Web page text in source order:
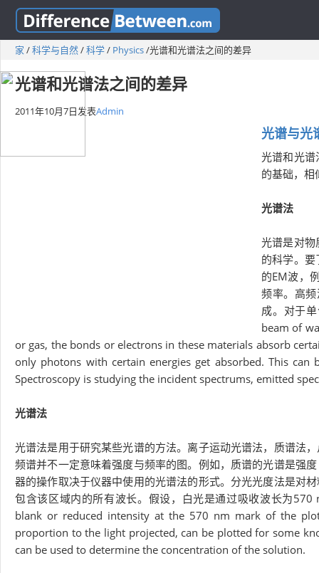
家 /科学与自然/科学/ Physics/光谱和光谱法之间的差异
光谱和光谱法之间的差异
2011年10月7日发表Admin
光谱与光
光谱和光谱
的基础，相
光谱法
光谱是对物
的科学。
的EM波，
频率。高
成。对于
beam of
or gas, the bonds or electrons in these materials absorb
only photons with certain energies get absorbed. This
Spectroscopy is studying the incident spectrums, emitted
光谱法
光谱法是用于研究某些光谱的方法。离子运动光谱法，质谱法
频谱并不一定意味着强度与频率的图。例如，质谱的光谱是强
器的操作取决于仪器中使用的光谱法的形式。分光光度法是对
包含该区域内的所有波长。假设，白光是通过吸收波长为
blank or reduced intensity at the 570 nm mark of the
proportion to the light projected, can be plotted for some
can be used to determine the concentration of the solution.